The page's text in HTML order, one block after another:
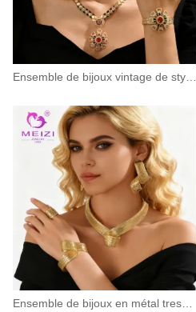
Ensemble de bijoux vintage de style cour plaqué or avec pierres précieuses
Ensemble de bijoux en métal tressé avec boucles - une touche de luxe